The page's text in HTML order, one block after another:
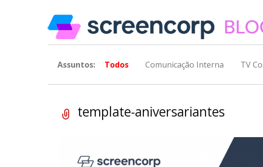
Assuntos: Todos Comunicação Interna TV
template-aniversariantes